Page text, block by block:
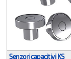
Senzori capacitivi KS